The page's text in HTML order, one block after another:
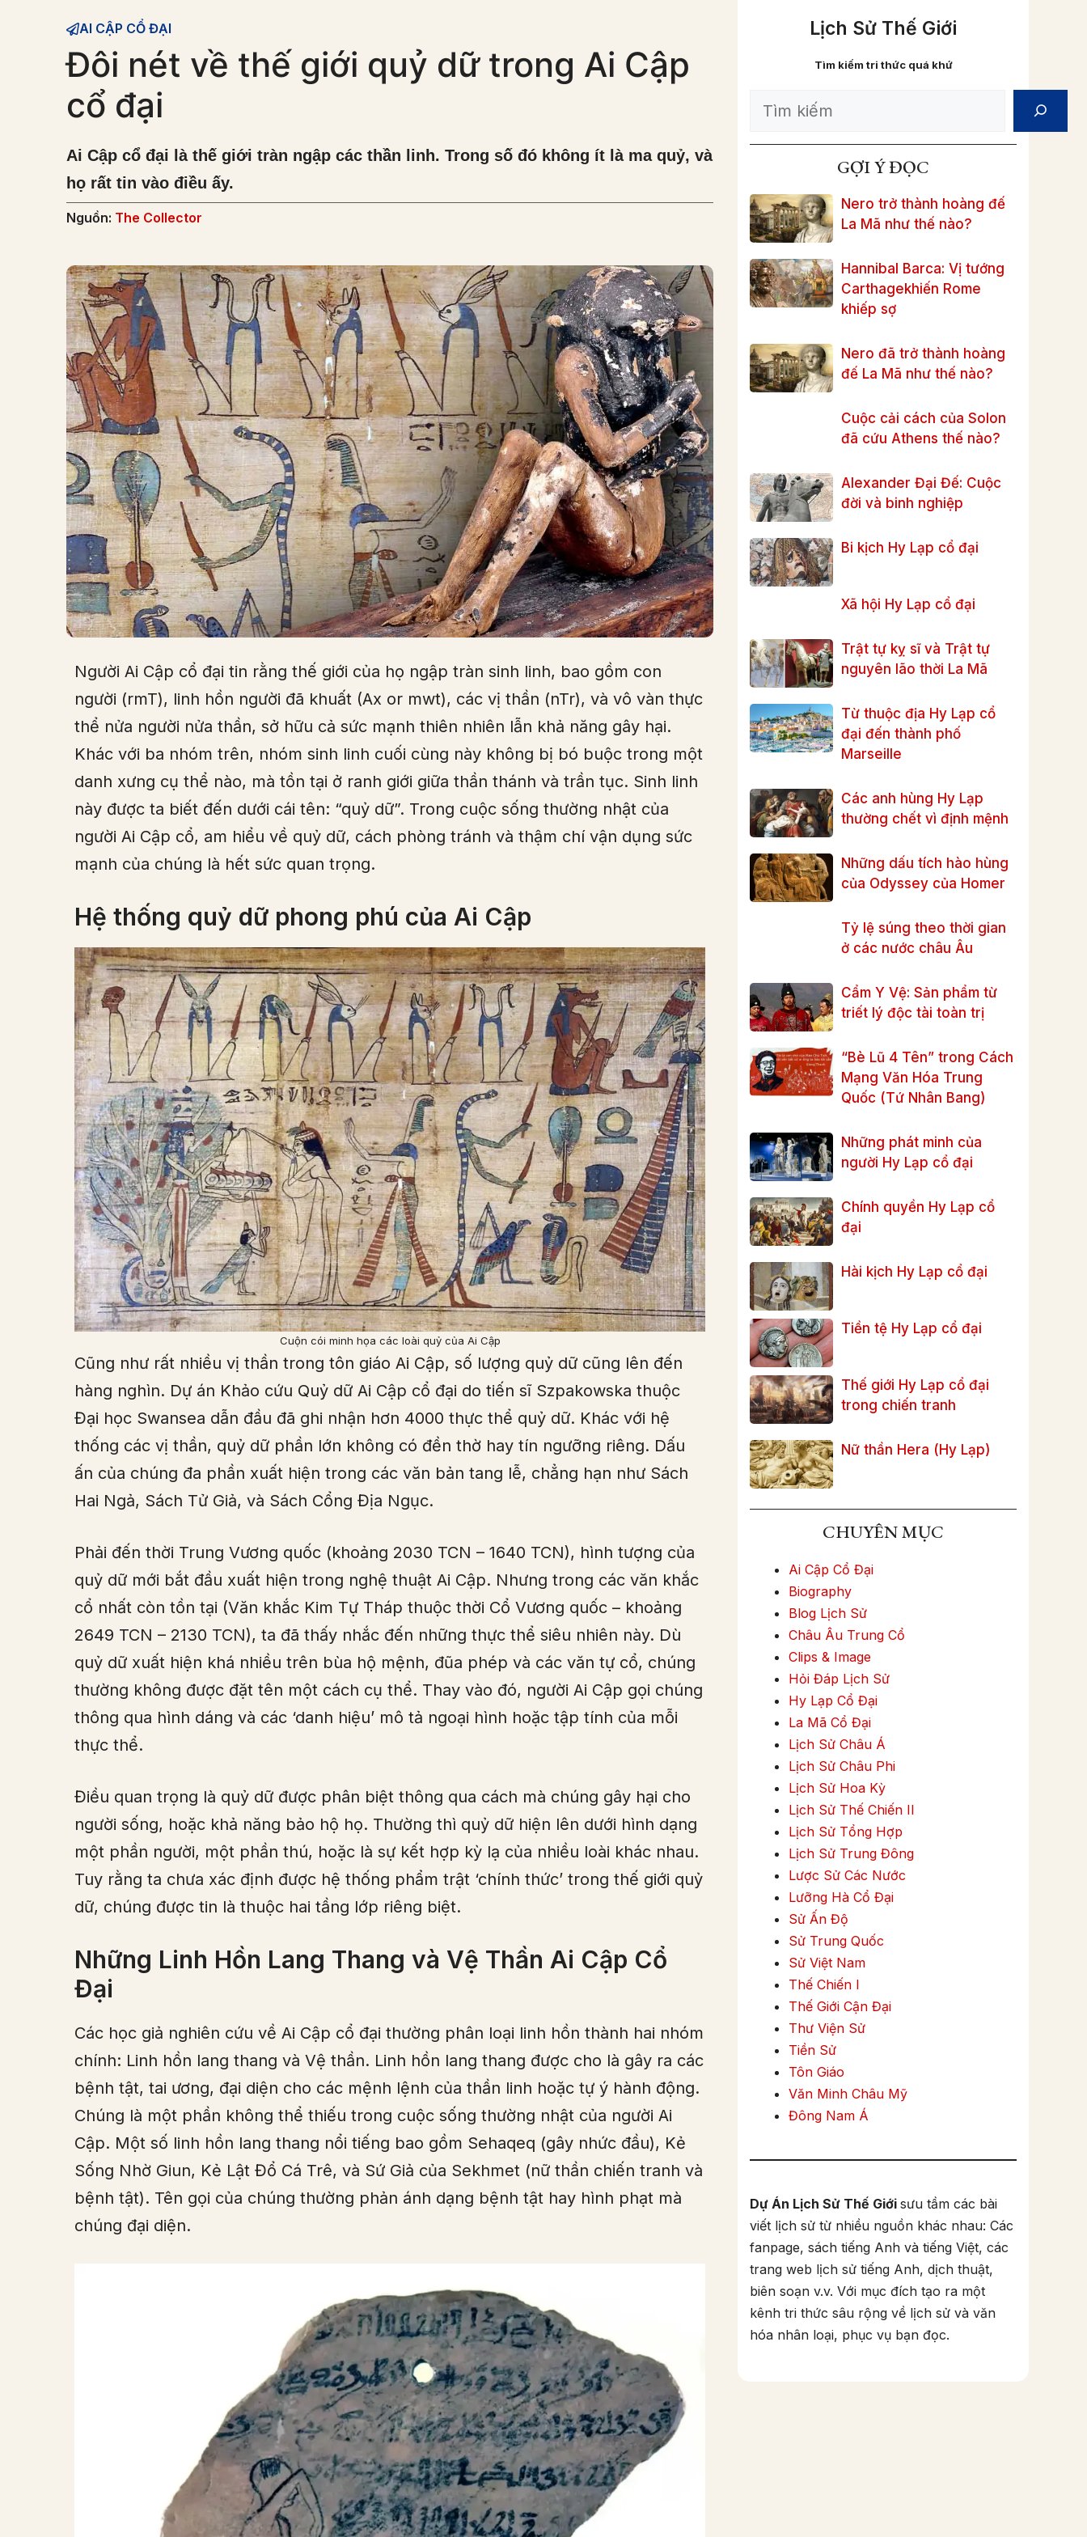
AI CẬP CỔ ĐẠI
Đôi nét về thế giới quỷ dữ trong Ai Cập
cổ đại
Ai Cập cổ đại là thế giới tràn ngập các thần linh. Trong số đó không ít là ma quỷ, và
họ rất tin vào điều ấy.
Nguồn: The Collector
Người Ai Cập cổ đại tin rằng thế giới của họ ngập tràn sinh linh, bao gồm con
người (rmT), linh hồn người đã khuất (Ax or mwt), các vị thần (nTr), và vô vàn thực
thể nửa người nửa thần, sở hữu cả sức mạnh thiên nhiên lẫn khả năng gây hại.
Khác với ba nhóm trên, nhóm sinh linh cuối cùng này không bị bó buộc trong một
danh xưng cụ thể nào, mà tồn tại ở ranh giới giữa thần thánh và trần tục. Sinh linh
này được ta biết đến dưới cái tên: “quỷ dữ”. Trong cuộc sống thường nhật của
người Ai Cập cổ, am hiểu về quỷ dữ, cách phòng tránh và thậm chí vận dụng sức
mạnh của chúng là hết sức quan trọng.
Hệ thống quỷ dữ phong phú của Ai Cập
Cuộn cói minh họa các loài quỷ của Ai Cập
Cũng như rất nhiều vị thần trong tôn giáo Ai Cập, số lượng quỷ dữ cũng lên đến
hàng nghìn. Dự án Khảo cứu Quỷ dữ Ai Cập cổ đại do tiến sĩ Szpakowska thuộc
Đại học Swansea dẫn đầu đã ghi nhận hơn 4000 thực thể quỷ dữ. Khác với hệ
thống các vị thần, quỷ dữ phần lớn không có đền thờ hay tín ngưỡng riêng. Dấu
ấn của chúng đa phần xuất hiện trong các văn bản tang lễ, chẳng hạn như Sách
Hai Ngả, Sách Tử Giả, và Sách Cổng Địa Ngục.
Phải đến thời Trung Vương quốc (khoảng 2030 TCN – 1640 TCN), hình tượng của
quỷ dữ mới bắt đầu xuất hiện trong nghệ thuật Ai Cập. Nhưng trong các văn khắc
cổ nhất còn tồn tại (Văn khắc Kim Tự Tháp thuộc thời Cổ Vương quốc – khoảng
2649 TCN – 2130 TCN), ta đã thấy nhắc đến những thực thể siêu nhiên này. Dù
quỷ dữ xuất hiện khá nhiều trên bùa hộ mệnh, đũa phép và các văn tự cổ, chúng
thường không được đặt tên một cách cụ thể. Thay vào đó, người Ai Cập gọi chúng
thông qua hình dáng và các ‘danh hiệu’ mô tả ngoại hình hoặc tập tính của mỗi
thực thể.
Điều quan trọng là quỷ dữ được phân biệt thông qua cách mà chúng gây hại cho
người sống, hoặc khả năng bảo hộ họ. Thường thì quỷ dữ hiện lên dưới hình dạng
một phần người, một phần thú, hoặc là sự kết hợp kỳ lạ của nhiều loài khác nhau.
Tuy rằng ta chưa xác định được hệ thống phẩm trật ‘chính thức’ trong thế giới quỷ
dữ, chúng được tin là thuộc hai tầng lớp riêng biệt.
Những Linh Hồn Lang Thang và Vệ Thần Ai Cập Cổ
Đại
Các học giả nghiên cứu về Ai Cập cổ đại thường phân loại linh hồn thành hai nhóm
chính: Linh hồn lang thang và Vệ thần. Linh hồn lang thang được cho là gây ra các
bệnh tật, tai ương, đại diện cho các mệnh lệnh của thần linh hoặc tự ý hành động.
Chúng là một phần không thể thiếu trong cuộc sống thường nhật của người Ai
Cập. Một số linh hồn lang thang nổi tiếng bao gồm Sehaqeq (gây nhức đầu), Kẻ
Sống Nhờ Giun, Kẻ Lật Đổ Cá Trê, và Sứ Giả của Sekhmet (nữ thần chiến tranh và
bệnh tật). Tên gọi của chúng thường phản ánh dạng bệnh tật hay hình phạt mà
chúng đại diện.
Lịch Sử Thế Giới
Tìm kiếm tri thức quá khứ
Search
GỢI Ý ĐỌC
Nero trở thành hoàng đế
La Mã như thế nào?
Hannibal Barca: Vị tướng
Carthagekhiến Rome
khiếp sợ
Nero đã trở thành hoàng
đế La Mã như thế nào?
Cuộc cải cách của Solon
đã cứu Athens thế nào?
Alexander Đại Đế: Cuộc
đời và binh nghiệp
Bi kịch Hy Lạp cổ đại
Xã hội Hy Lạp cổ đại
Trật tự kỵ sĩ và Trật tự
nguyên lão thời La Mã
Từ thuộc địa Hy Lạp cổ
đại đến thành phố
Marseille
Các anh hùng Hy Lạp
thường chết vì định mệnh
Những dấu tích hào hùng
của Odyssey của Homer
Tỷ lệ súng theo thời gian
ở các nước châu Âu
Cẩm Y Vệ: Sản phẩm từ
triết lý độc tài toàn trị
“Bè Lũ 4 Tên” trong Cách
Mạng Văn Hóa Trung
Quốc (Tứ Nhân Bang)
Những phát minh của
người Hy Lạp cổ đại
Chính quyền Hy Lạp cổ
đại
Hài kịch Hy Lạp cổ đại
Tiền tệ Hy Lạp cổ đại
Thế giới Hy Lạp cổ đại
trong chiến tranh
Nữ thần Hera (Hy Lạp)
CHUYÊN MỤC
Ai Cập Cổ Đại
Biography
Blog Lịch Sử
Châu Âu Trung Cổ
Clips & Image
Hỏi Đáp Lịch Sử
Hy Lạp Cổ Đại
La Mã Cổ Đại
Lịch Sử Châu Á
Lịch Sử Châu Phi
Lịch Sử Hoa Kỳ
Lịch Sử Thế Chiến II
Lịch Sử Tổng Hợp
Lịch Sử Trung Đông
Lược Sử Các Nước
Lưỡng Hà Cổ Đại
Sử Ấn Độ
Sử Trung Quốc
Sử Việt Nam
Thế Chiến I
Thế Giới Cận Đại
Thư Viện Sử
Tiền Sử
Tôn Giáo
Văn Minh Châu Mỹ
Đông Nam Á
Dự Án Lịch Sử Thế Giới sưu tầm các bài
viết lịch sử từ nhiều nguồn khác nhau: Các
fanpage, sách tiếng Anh và tiếng Việt, các
trang web lịch sử tiếng Anh, dịch thuật,
biên soạn v.v. Với mục đích tạo ra một
kênh tri thức sâu rộng về lịch sử và văn
hóa nhân loại, phục vụ bạn đọc.